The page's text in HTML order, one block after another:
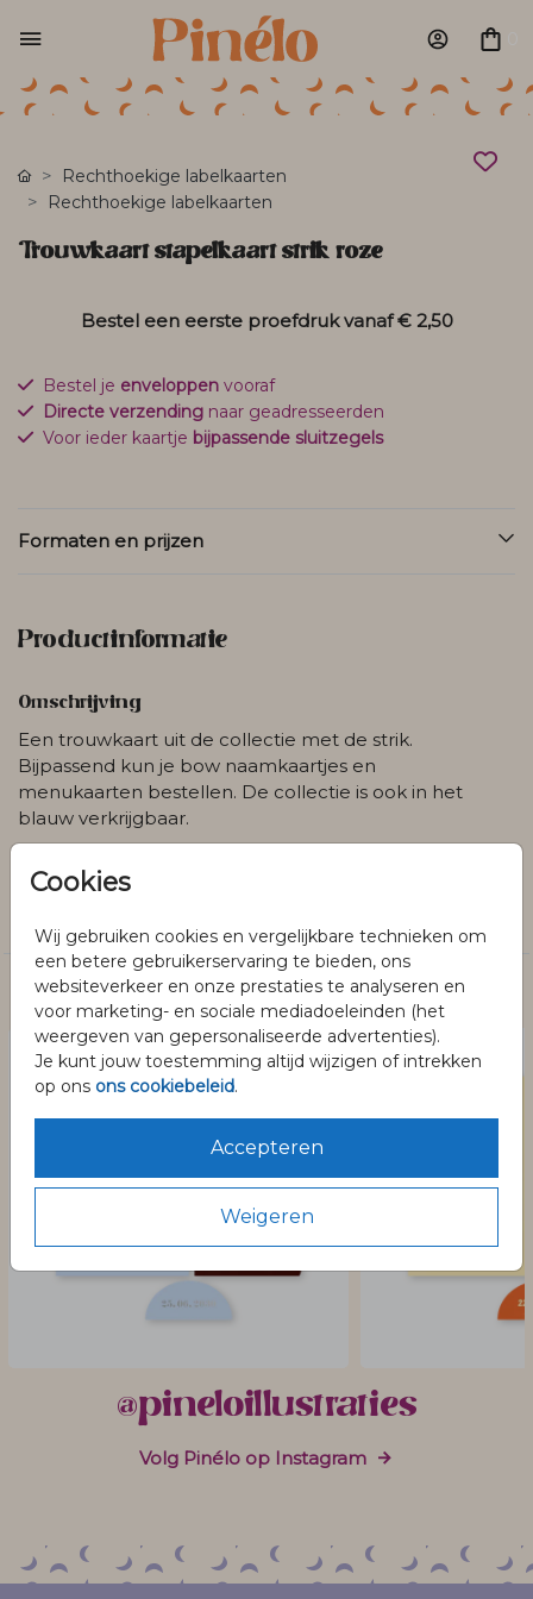
Cookies
Wij gebruiken cookies en vergelijkbare technieken om
een betere gebruikerservaring te bieden, ons
websiteverkeer en onze prestaties te analyseren en
voor marketing- en sociale mediadoeleinden (het
weergeven van gepersonaliseerde advertenties).
Je kunt jouw toestemming altijd wijzigen of intrekken
op ons ons cookiebeleid.
Accepteren
Weigeren
Rechthoekige labelkaarten
Rechthoekige labelkaarten
Trouwkaart stapelkaart strik roze
Bestel een eerste proefdruk vanaf€ 2,50
Bestel je enveloppen vooraf
Directe verzending naar geadresseerden
Voor ieder kaartje bijpassende sluitzegels
Formaten en prijzen
Productinformatie
Omschrijving
Een trouwkaart uit de collectie met de strik.
Bijpassend kun je bow naamkaartjes en
menukaarten bestellen. De collectie is ook in het
blauw verkrijgbaar.
Collectie
Dit vind je misschien ook leuk
@pineloillustraties
Volg Pinélo op Instagram